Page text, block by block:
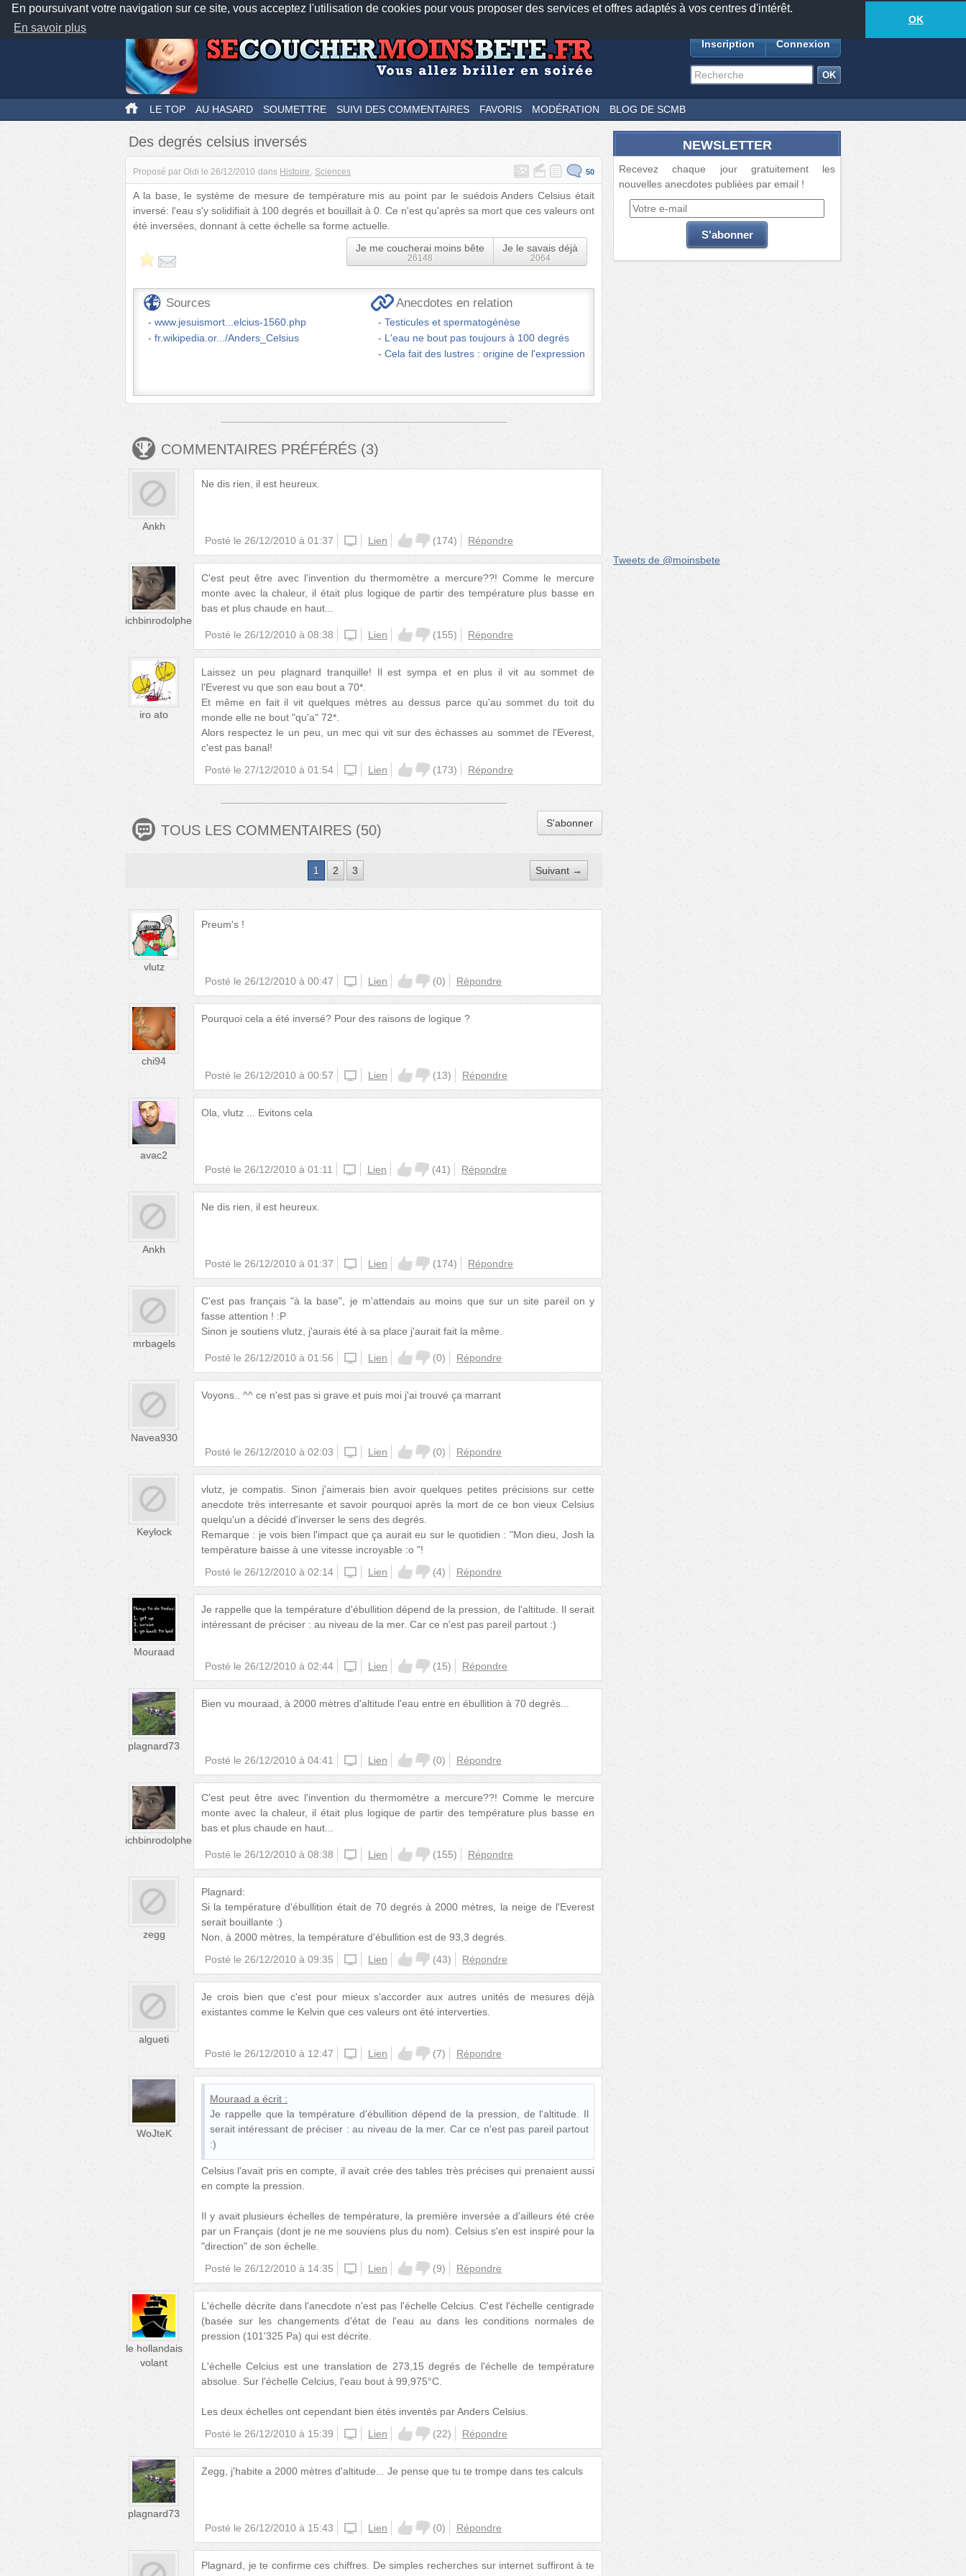
En poursuivant votre navigation sur ce site, vous acceptez l'utilisation de cookies pour vous proposer des services et offres adaptés à vos centres d'intérêt.
En savoir plus
OK
Nos applications mobiles Newsletter Facebook
TwitterFeeds18881 anecdotes-511lecteurs connectés
Inscription Connexion
LE TOP AU HASARD SOUMETTRE SUIVI DES COMMENTAIRES FAVORIS MODÉRATION BLOG DE SCMB
Des degrés celsius inversés
Proposé par Oldi le 26/12/2010 dans Histoire Sciences 50
A la base, le système de mesure de température mis au point par le suédois Anders Celsius était
inversé: l'eau s'y solidifiait à 100 degrés et bouillait à 0. Ce n'est qu'après sa mort que ces valeurs ont
été inversées, donnant à cette échelle sa forme actuelle.
Je me coucherai moins bête
26148
Je le savais déjà
2064
Sources
www.jesuismort...elcius-1560.php
fr.wikipedia.or.../Anders_Celsius
Anecdotes en relation
Testicules et spermatogénèse
L'eau ne bout pas toujours à 100 degrés
Cela fait des lustres : origine de l'expression
COMMENTAIRES PRÉFÉRÉS (3)
Ankh
Ne dis rien, il est heureux.
Posté le 26/12/2010 à 01:37 unknown
Lien (174) Répondre
ichbinrodolphe
C'est peut être avec l'invention du thermomètre a mercure??! Comme le mercure
monte avec la chaleur, il était plus logique de partir des température plus basse en
bas et plus chaude en haut...
Posté le 26/12/2010 à 08:38 unknown
Lien (155) Répondre
iro ato
Laissez un peu plagnard tranquille! Il est sympa et en plus il vit au sommet de
l'Everest vu que son eau bout a 70*.
Et même en fait il vit quelques mètres au dessus parce qu'au sommet du toit du
monde elle ne bout "qu'a" 72*.
Alors respectez le un peu, un mec qui vit sur des échasses au sommet de l'Everest,
c'est pas banal!
Posté le 27/12/2010 à 01:54 unknown
Lien (173) Répondre
TOUS LES COMMENTAIRES (50) S'abonner
1 2 3 Suivant →
vlutz
Preum's !
Posté le 26/12/2010 à 00:47 unknown
Lien (0) Répondre
chi94
Pourquoi cela a été inversé? Pour des raisons de logique ?
Posté le 26/12/2010 à 00:57 unknown
Lien (13) Répondre
avac2
Ola, vlutz ... Evitons cela
Posté le 26/12/2010 à 01:11 unknown
Lien (41) Répondre
Ankh
Ne dis rien, il est heureux.
Posté le 26/12/2010 à 01:37 unknown
Lien (174) Répondre
mrbagels
C'est pas français "à la base", je m'attendais au moins que sur un site pareil on y
fasse attention ! :P
Sinon je soutiens vlutz, j'aurais été à sa place j'aurait fait la même.
Posté le 26/12/2010 à 01:56 unknown
Lien (0) Répondre
Navea930
Voyons.. ^^ ce n'est pas si grave et puis moi j'ai trouvé ça marrant
Posté le 26/12/2010 à 02:03 unknown
Lien (0) Répondre
Keylock
vlutz, je compatis. Sinon j'aimerais bien avoir quelques petites précisions sur cette
anecdote très interresante et savoir pourquoi après la mort de ce bon vieux Celsius
quelqu'un a décidé d'inverser le sens des degrés.
Remarque : je vois bien l'impact que ça aurait eu sur le quotidien : "Mon dieu, Josh la
température baisse à une vitesse incroyable :o "!
Posté le 26/12/2010 à 02:14 unknown
Lien (4) Répondre
Mouraad
Je rappelle que la température d'ébullition dépend de la pression, de l'altitude. Il serait
intéressant de préciser : au niveau de la mer. Car ce n'est pas pareil partout :)
Posté le 26/12/2010 à 02:44 unknown
Lien (15) Répondre
plagnard73
Bien vu mouraad, à 2000 mètres d'altitude l'eau entre en ébullition à 70 degrés...
Posté le 26/12/2010 à 04:41 unknown
Lien (0) Répondre
ichbinrodolphe
C'est peut être avec l'invention du thermomètre a mercure??! Comme le mercure
monte avec la chaleur, il était plus logique de partir des température plus basse en
bas et plus chaude en haut...
Posté le 26/12/2010 à 08:38 unknown
Lien (155) Répondre
zegg
Plagnard:
Si la température d'ébullition était de 70 degrés à 2000 mètres, la neige de l'Everest
serait bouillante :)
Non, à 2000 mètres, la température d'ébullition est de 93,3 degrés.
Posté le 26/12/2010 à 09:35 unknown
Lien (43) Répondre
algueti
Je crois bien que c'est pour mieux s'accorder aux autres unités de mesures déjà
existantes comme le Kelvin que ces valeurs ont été interverties.
Posté le 26/12/2010 à 12:47 unknown
Lien (7) Répondre
WoJteK
Mouraad a écrit :
Je rappelle que la température d'ébullition dépend de la pression, de l'altitude. Il
serait intéressant de préciser : au niveau de la mer. Car ce n'est pas pareil partout
:)
Celsius l'avait pris en compte, il avait crée des tables très précises qui prenaient aussi
en compte la pression.
Il y avait plusieurs échelles de température, la première inversée a d'ailleurs été crée
par un Français (dont je ne me souviens plus du nom). Celsius s'en est inspiré pour la
"direction" de son échelle.
Posté le 26/12/2010 à 14:35 unknown
Lien (9) Répondre
le hollandais
volant
L'échelle décrite dans l'anecdote n'est pas l'échelle Celcius. C'est l'échelle centigrade
(basée sur les changements d'état de l'eau au dans les conditions normales de
pression (101'325 Pa) qui est décrite.
L'échelle Celcius est une translation de 273,15 degrés de l'échelle de température
absolue. Sur l'échelle Celcius, l'eau bout à 99,975°C.
Les deux échelles ont cependant bien étés inventés par Anders Celsius.
Posté le 26/12/2010 à 15:39 unknown
Lien (22) Répondre
plagnard73
Zegg, j'habite a 2000 mètres d'altitude... Je pense que tu te trompe dans tes calculs
Posté le 26/12/2010 à 15:43 unknown
Lien (0) Répondre
Plagnard, je te confirme ces chiffres. De simples recherches sur internet suffiront à te
NEWSLETTER
Recevez chaque jour gratuitement les
nouvelles anecdotes publiées par email !
Tweets de @moinsbete